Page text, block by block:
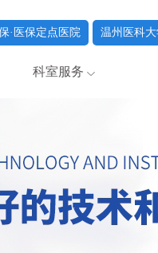
·医保定点医院 温州医科
科室服务